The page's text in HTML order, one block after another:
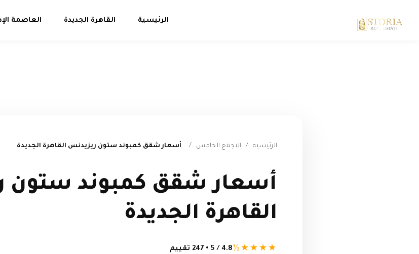
الرئيسية القاهرة الجديدة العاصمة
الرئيسية / التجمع الخامس / أسعار شقق كمبوند ستون ريزيدنس القاهرة الجديدة
أسعار شقق كمبوند ستون
القاهرة الجديدة
★★★★½4.8 / 5 • 247 تقييم